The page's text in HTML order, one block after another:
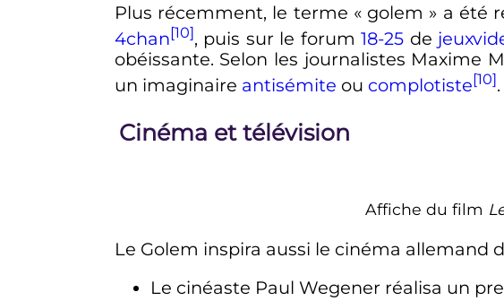
Plus récemment, le terme « golem » a été
4chan[10], puis sur le forum18-25 de
obéissante. Selon les journalistes Maxime
un imaginaire antisémite ou complotiste[10].
Cinéma et télévision
Affiche du film
Le Golem inspira aussi le cinéma allemand
Le cinéaste Paul Wegener réalisa un